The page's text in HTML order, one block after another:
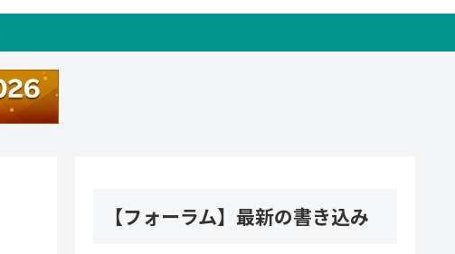
【フォーラム】最新の書き込み